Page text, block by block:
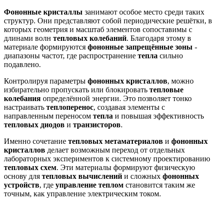
Фононные кристаллы занимают особое место среди таких
структур. Они представляют собой периодические решётки, в
которых геометрия и масштаб элементов сопоставимы с
длинами волн тепловых колебаний. Благодаря этому в
материале формируются фононные запрещённые зоны -
диапазоны частот, где распространение тепла сильно
подавлено.
Контролируя параметры фононных кристаллов, можно
избирательно пропускать или блокировать тепловые
колебания определённой энергии. Это позволяет тонко
настраивать теплоперенос, создавая элементы с
направленным переносом тепла и повышая эффективность
тепловых диодов и транзисторов.
Именно сочетание тепловых метаматериалов и фононных
кристаллов делает возможным переход от отдельных
лабораторных экспериментов к системному проектированию
тепловых схем. Эти материалы формируют физическую
основу для тепловых вычислений и сложных фононных
устройств, где управление теплом становится таким же
точным, как управление электрическим током.